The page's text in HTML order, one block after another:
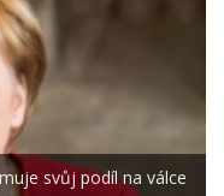
svůj podíl na válce